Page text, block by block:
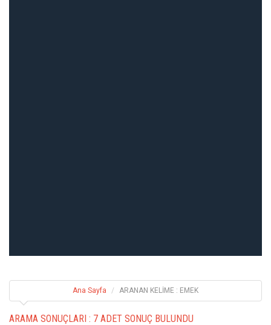
Ana Sayfa ARANAN KELİME : EMEK
ARAMA SONUÇLARI : 7 ADET SONUÇ BULUNDU